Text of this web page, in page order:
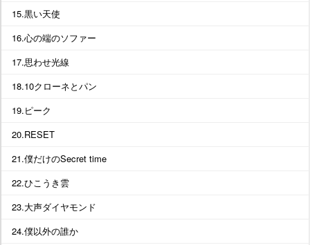
15.黒い天使
16.心の端のソファー
17.思わせ光線
18.10クローネとパン
19.ピーク
20.RESET
21.僕だけのSecret time
22.ひこうき雲
23.大声ダイヤモンド
24.僕以外の誰か